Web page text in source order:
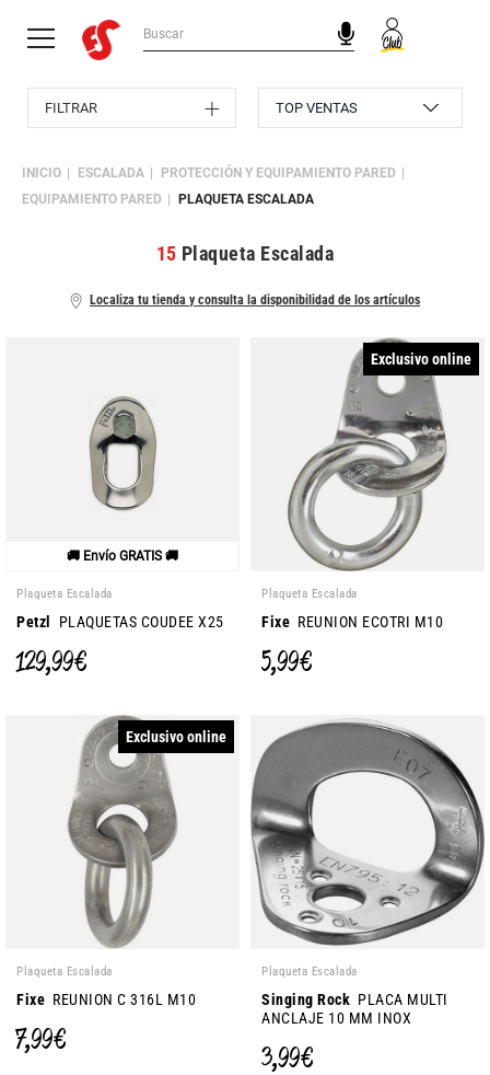
INICIO ESCALADA
PROTECCIÓN Y EQUIPAMIENTO PARED
EQUIPAMIENTO PARED
PLAQUETA ESCALADA
Localiza tu tienda y consulta la disponibilidad de los artículos
15 Plaqueta Escalada
🚚 Envío GRATIS 🚚
Plaqueta Escalada
Petzl PLAQUETAS COUDEE X25
129,99 €
Exclusivo online
Plaqueta Escalada
Fixe REUNION ECOTRI M10
5,99 €
Exclusivo online
Plaqueta Escalada
Fixe REUNION C 316L M10
7,99 €
Plaqueta Escalada
Singing Rock PLACA MULTI
ANCLAJE 10 MM INOX
3,99 €
FILTRAR